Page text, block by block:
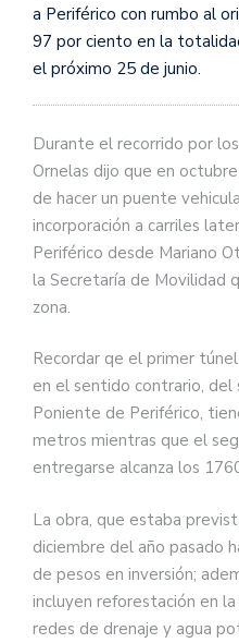
a Periférico con rumbo al
97 por ciento en la
el próximo 25 de junio.
Durante el recorrido por
Ornelas dijo que en
de hacer un puente
incorporación a carriles
Periférico desde Mariano
la Secretaría de Movilidad
zona.
Recordar qe el primer
en el sentido contrario,
Poniente de Periférico,
metros mientras que el
entregarse alcanza los
La obra, que estaba
diciembre del año pasado
de pesos en inversión;
incluyen reforestación en
redes de drenaje y agua